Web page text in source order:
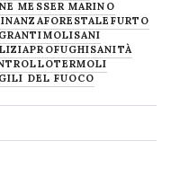
MESSER MARINO
FORESTALE FURTO
MOLISANI
PROFUGHISANITÀ
TERMOLI
DEL FUOCO